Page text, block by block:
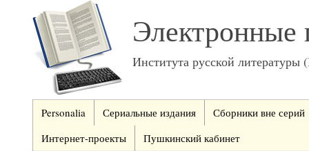
Электронные
Института русской
Personalia Сериальные издания
Сборники вне серий
Интернет-проекты
Пушкинский кабинет